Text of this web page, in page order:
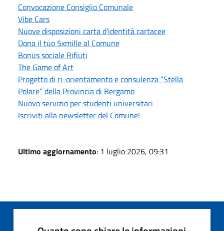
Convocazione Consiglio Comunale
Vibe Cars
Nuove disposizioni carta d'identità cartacee
Dona il tuo 5xmille al Comune
Bonus sociale Rifiuti
The Game of Art
Progetto di ri-orientamento e consulenza “Stella
Polare” della Provincia di Bergamo
Nuovo servizio per studenti universitari
Iscriviti alla newsletter del Comune!
Ultimo aggiornamento: 1 luglio 2026, 09:31